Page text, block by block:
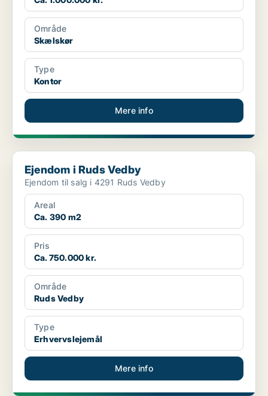
Område
Skælskør
Type
Kontor
Mere info
Ejendom i Ruds Vedby
Ejendom i Ruds Vedby
Ejendom til salg i 4291 Ruds Vedby
Areal
Ca. 390 m2
Pris
Ca. 750.000 kr.
Område
Ruds Vedby
Type
Erhvervslejemål
Mere info